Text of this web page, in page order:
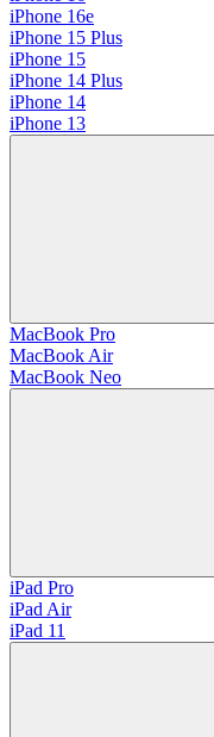
iPhone 16e
iPhone 15 Plus
iPhone 15
iPhone 14 Plus
iPhone 14
iPhone 13
MacBook Pro
MacBook Air
MacBook Neo
iPad Pro
iPad Air
iPad 11